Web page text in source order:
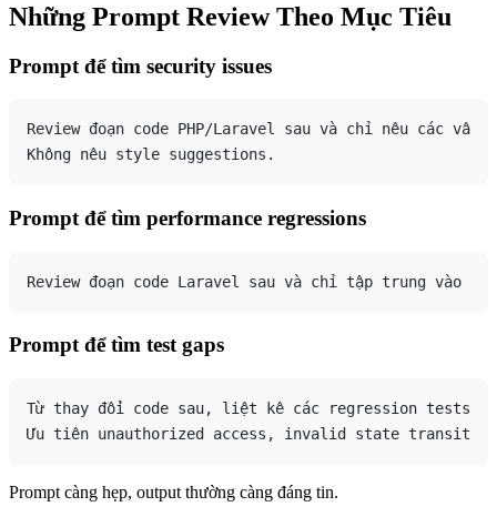
Những Prompt Review Theo Mục Tiêu
Prompt để tìm security issues
Review đoạn code PHP/Laravel sau và chỉ nêu các
Prompt để tìm performance regressions
Prompt để tìm test gaps
Từ thay đổi code sau, liệt kê các regression tests
Prompt càng hẹp, output thường càng đáng tin.